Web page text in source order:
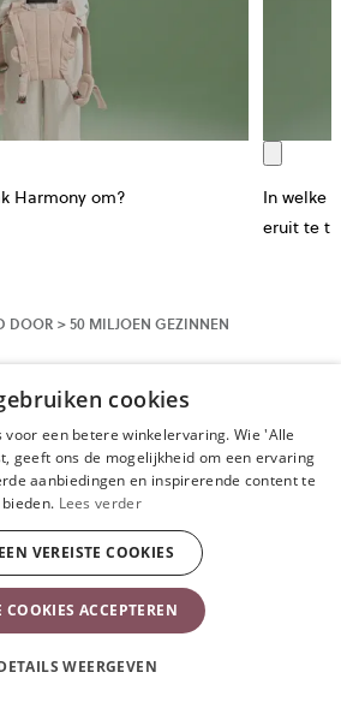
Harmony om?
In welke
eruit te
DOOR > 50 MILJOEN GEZINNEN
cookies
voor een betere winkelervaring. Wie 'Alle
geeft ons de mogelijkheid om een ervaring
aanbiedingen en inspirerende content te
bieden. Lees verder
COOKIES ACCEPTEREN
VEREISTE COOKIES
WEERGEVEN